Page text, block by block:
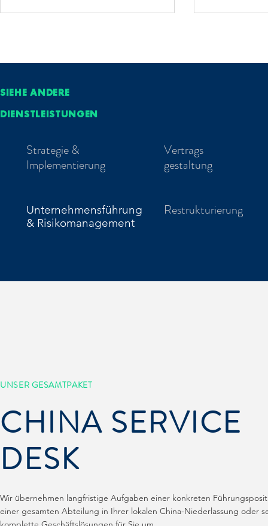
SIEHE ANDERE
DIENSTLEISTUNGEN
Strategie &
Implementierung
Vertrags
gestaltung
Unternehmensführung
& Risikomanagement
Restrukturierung
UNSER GESAMTPAKET
CHINA SERVICE
DESK
Wir übernehmen langfristige Aufgaben einer konkreten
einer gesamten Abteilung in Ihrer lokalen China-Niederlassung oder